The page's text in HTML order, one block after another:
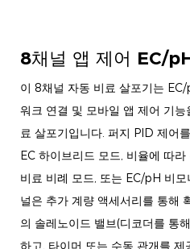
8채널 앱 제어 EC/
이 8채널 자동 비료 살포기는
워크 연결 및 모바일 앱 제어 기
료 살포기입니다. 퍼지 PID 제어
EC 하이브리드 모드, 비율에 따
비료 비례 모드, 또는 EC/pH 비
널은 추가 계량 액세서리를 통해
의 솔레노이드 밸브(디코더를 통
하고, 타이머 또는 수동 관개를 제